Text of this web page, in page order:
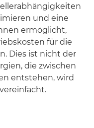
und eine
ermöglicht,
für die
Dies ist nicht der
die zwischen
entstehen, wird